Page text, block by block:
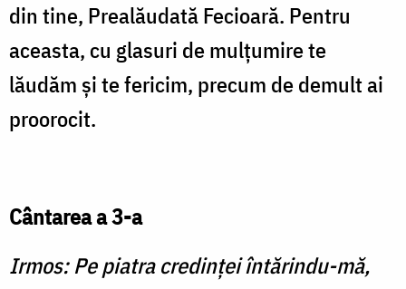
din tine, Prealăudată Fecioară. Pentru
aceasta, cu glasuri de mulţumire te
lăudăm şi te fericim, precum de demult ai
proorocit.
Cântarea a 3-a
Irmos: Pe piatra credinţei întărindu-mă,